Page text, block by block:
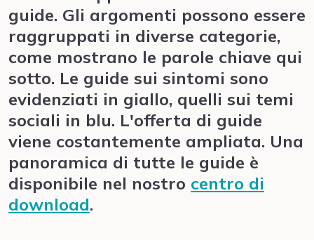
guide. Gli argomenti possono essere
raggruppati in diverse categorie,
come mostrano le parole chiave qui
sotto. Le guide sui sintomi sono
evidenziati in giallo, quelli sui temi
sociali in blu. L'offerta di guide
viene costantemente ampliata. Una
panoramica di tutte le guide è
disponibile nel nostro centro di
download.